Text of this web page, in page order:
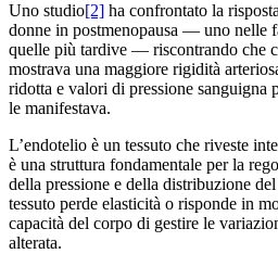
Uno studio[2] ha confrontato la
donne in postmenopausa — uno nelle
quelle più tardive — riscontrando che
mostrava una maggiore rigidità
ridotta e valori di pressione sanguigna
le manifestava.
L’endotelio è un tessuto che riveste
è una struttura fondamentale per la
della pressione e della distribuzione
tessuto perde elasticità o risponde in
capacità del corpo di gestire le
alterata.